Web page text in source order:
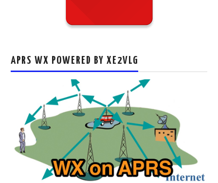
APRS WX POWERED BY XE2VLG